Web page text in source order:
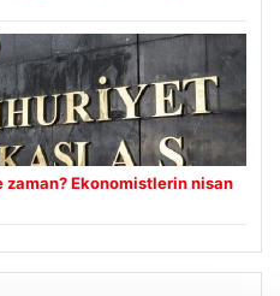
zaman? Ekonomistlerin nisan